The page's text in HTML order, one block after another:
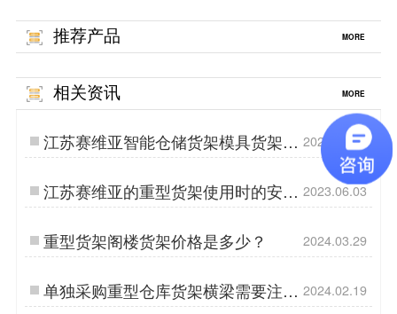
推荐产品 MORE
相关资讯 MORE
江苏赛维亚智能仓储货架模具货架安
全问题
2025.11.14
江苏赛维亚的重型货架使用时的安全
事项说明
2023.06.03
重型货架阁楼货架价格是多少？ 2024.03.29
单独采购重型仓库货架横梁需要注意 2024.02.19